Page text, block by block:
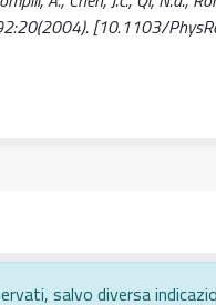
92:20(2004). [10.1103/
salvo diversa